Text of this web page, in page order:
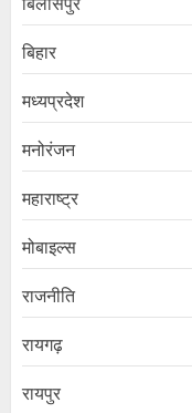
बिहार
मध्यप्रदेश
मनोरंजन
महाराष्ट्र
मोबाइल्स
राजनीति
रायगढ़
रायपुर